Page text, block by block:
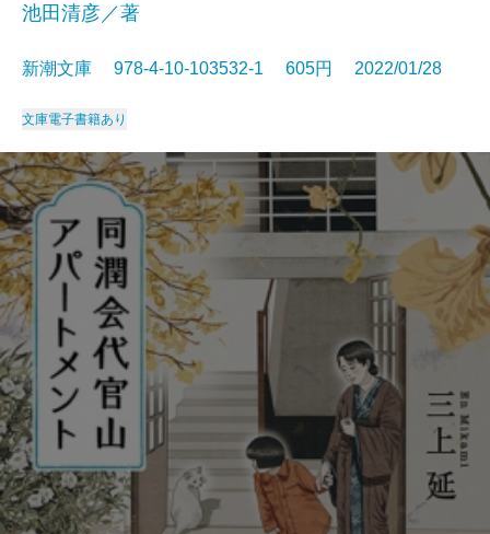
池田清彦／著
新潮文庫 978-4-10-103532-1 605円 2022/01/28
文庫電子書籍あり